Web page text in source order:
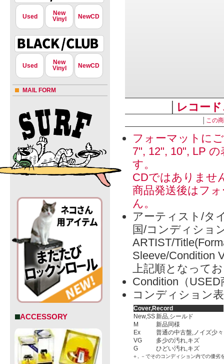
Used
New
Vinyl
NewCD
Used
New
Vinyl
NewCD
MAIL FORM
ACCESSORY
レコー
この
フォーマットに
7", 12", 10", LP
す。
CDではありませ
商品発送後はフ
ん。
アーティスト/タ
国/コンディショ
ARTIST/
Sleeve/Condition
上記順となって
Condition（
コンディション
Cover,Record
New,SS新品,シールド
M
新品同様
Ex
普通の中古盤,ノイズ少々
VG
多少の汚れ,キズ
G
ひどい汚れ,キズ
＋, －でそのコンディション内での優劣